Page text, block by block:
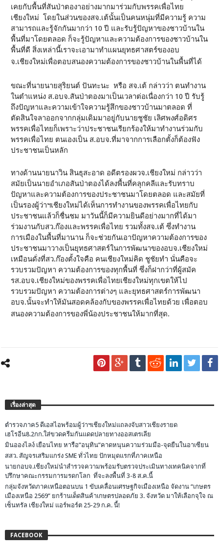
เคยกับพื้นที่สันป่าตองาอย่างมากมาร่วมกับพรรคเพื่อไทย
เชียงใหม่ โดยในส่วนของสจ.เต้นั้นเป็นคนหนุ่มที่มีความรู้ ความ
สามารถและรู้จักกันมากว่า 10 ปี และรับรู้ปัญหาของชาวบ้านใน
พื้นที่มาโดยตลอด ก็จะรู้ปัญหาและความต้องการของชาวบ้านใน
พื้นที่ดี สิ่งเหล่านี้เราจะเอามาทำแผนยุทธศาสตร์ของอบ
จ.เชียงใหม่เพื่อตอบสนองความต้องการของชาวบ้านในพื้นที่ได้
ขณะที่นายนายสุริยนต์ ปันทะนะ หรือ สจ.เต้ กล่าวว่า ตนทำงาน
ในตำแหน่ง ส.อบจ.สันป่าตองมาเป็นเวลาต่อเนื่องกว่า 10 ปี รับรู้
ถึงปัญหาและความเข้าใจความรู้สึกของชาวบ้านมาตลอด ที่
ตัดสินใจลาออกจากกลุ่มเดิมมาอยู่กับนายชูชัย เลิศพงศ์อดิศร
พรรคเพื่อไทยก็เพราะว่าประชาชนเรียกร้องให้มาทำงานร่วมกับ
พรรคเพื่อไทย ตนเองเป็น ส.อบจ.ที่มาจากการเลือกตั้งก็ต้องฟัง
ประชาชนเป็นหลัก
ทางด้านนายนาวิน สินธุสะอาด อดีตรองผวจ.เชียงใหม่ กล่าวว่า
สมัยเป็นนายอำเภอสันป่าตองได้ลงพื้นที่คลุกคลีและรับทราบ
ปัญหาและความต้องการของประชาชนมาโดยตลอด และสมัยที่
เป็นรองผู้ว่าฯเชียงใหม่ได้เห็นการทำงานของพรรคเพื่อไทยกับ
ประชาชนแล้วก็ชื่นชม มาวันนี้ก็มีความยินดีอย่างมากที่ได้มา
ร่วมงานกับสว.ก๊องและพรรคเพื่อไทย รวมทั้งสจ.เต้ ซึ่งทำงาน
การเมืองในพื้นที่มานาน ก็จะช่วยกันเอาปัญหาความต้องการของ
ประชาชนมาวางเป็นยุทธศาสตร์ในการพัฒนาของอบจ.เชียงใหม่
เหมือนดั่งที่สว.ก๊องตั้งใจคือ คนเชียงใหม่คิด ชูชัยทำ นั่นคือจะ
รวบรวมปัญหา ความต้องการของทุกพื้นที่ ซึ่งก็ฝากว่าที่ผู้สมัค
รส.อบจ.เชียงใหม่ของพรรคเพื่อไทยเชียงใหม่ทุกเขตให้ไป
รวบรวมปัญหา ความต้องการต่างๆ และยุทธศาสตร์การพัฒนา
อบจ.นั้นจะทำให้มันสอดคล้องกับของพรรคเพื่อไทยด้วย เพื่อตอบ
สนองความต้องการของพี่น้องประชาชนให้มากที่สุด.
เรื่องล่าสุด
ตำรวจภาค5 ดีเอสไอพร้อมผู้ว่าฯเชียงใหม่แถลงจับสาวเชียงรายด
เฮโรอีน8.2กก.ใส่ขวดครีมกันแดดปลายทางออสเตรเลีย
มินอองไลง์ เยือนไทย หารือ”อนุทิน”คาดหนุนความร่วมมือ-จุดยืนในอาเซียน
สสว. สัญจรเสริมแกร่ง SME ทั่วไทย ปักหมุดแรกที่ภาคเหนือ
นายกอบจ.เชียงใหม่นำสำรวจความพร้อมรับตรวจประเมินทางเทคนิคจากที่
ปรึกษาคณะกรรมการมรดกโลก ที่จะลงพื้นที่ 3-8 ส.ค.นี้
กลุ่มจังหวัดภาคเหนือตอนบน 1 ขับเคลื่อนเศรษฐกิจเมืองเหนือ จัดงาน “เกษตร
เมืองเหนือ 2569” ยกร้านเด็ดสินค้าเกษตรปลอดภัย 3. จังหวัด มาให้เลือกจุใจ ณ
เซ็นทรัล เชียงใหม่ แอร์พอร์ต 25-29 ก.ค. นี้!
FACEBOOK